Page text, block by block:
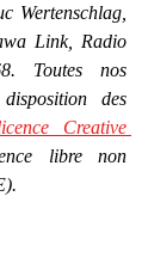
Wertenschlag,
Link, Radio
Toutes nos
des
Creative
libre non